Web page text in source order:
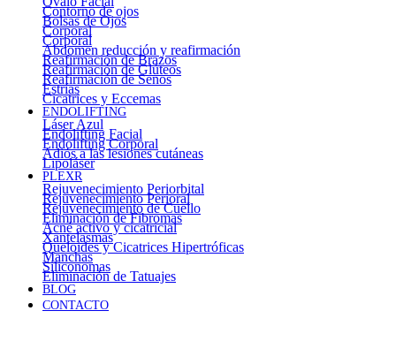
Contorno de ojos
Bolsas de Ojos
Corporal
Corporal
Abdomen reducción y reafirmación
Reafirmación de Brazos
Reafirmación de Glúteos
Reafirmación de Senos
Estrías
Cicatrices y Eccemas
ENDOLIFTING
Láser Azul
Endolifting Facial
Endolifting Corporal
Adiós a las lesiones cutáneas
Lipoláser
PLEXR
Rejuvenecimiento Periorbital
Rejuvenecimiento Perioral
Rejuvenecimiento de Cuello
Eliminación de Fibromas
Acné activo y cicatricial
Xantelasmas
Queloides y Cicatrices Hipertróficas
Manchas
Siliconomas
Eliminación de Tatuajes
BLOG
CONTACTO